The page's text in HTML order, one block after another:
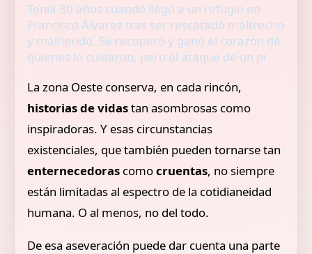
Tenía 30 años cuando llegó a un refugio en
Francisco Álvarez tras ser rescatado maltrecho
y malherido. Se recuperó y ganó el corazón de
quienes lo cuidaron, pero el ataque de un pi
La zona Oeste conserva, en cada rincón,
historias de vidastan asombrosas como
inspiradoras. Y esas circunstancias
existenciales, que también pueden tornarse tan
enternecedoras comocruentas, no siempre
están limitadas al espectro de la cotidianeidad
humana. O al menos, no del todo.
De esa aseveración puede dar cuenta una parte